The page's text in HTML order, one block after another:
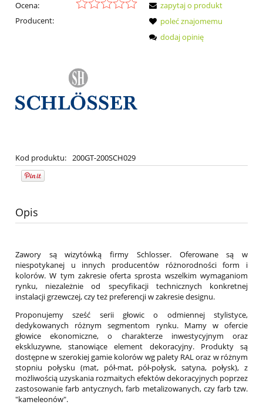
Ocena:
Producent:
Kod produktu: 200GT-200SCH029
zapytaj o produkt
poleć znajomemu
dodaj opinię
Opis
Zawory są wizytówką firmy Schlosser. Oferowane są w
niespotykanej u innych producentów różnorodności form i
kolorów. W tym zakresie oferta sprosta wszelkim wymaganiom
rynku, niezależnie od specyfikacji technicznych konkretnej
instalacji grzewczej, czy też preferencji w zakresie designu.
Proponujemy sześć serii głowic o odmiennej stylistyce,
dedykowanych różnym segmentom rynku. Mamy w ofercie
głowice ekonomiczne, o charakterze inwestycyjnym oraz
ekskluzywne, stanowiące element dekoracyjny. Produkty są
dostępne w szerokiej gamie kolorów wg palety RAL oraz w różnym
stopniu połysku (mat, pół-mat, pół-połysk, satyna, połysk), z
możliwością uzyskania rozmaitych efektów dekoracyjnych poprzez
zastosowanie farb antycznych, farb metalizowanych, czy farb tzw.
"kameleonów".